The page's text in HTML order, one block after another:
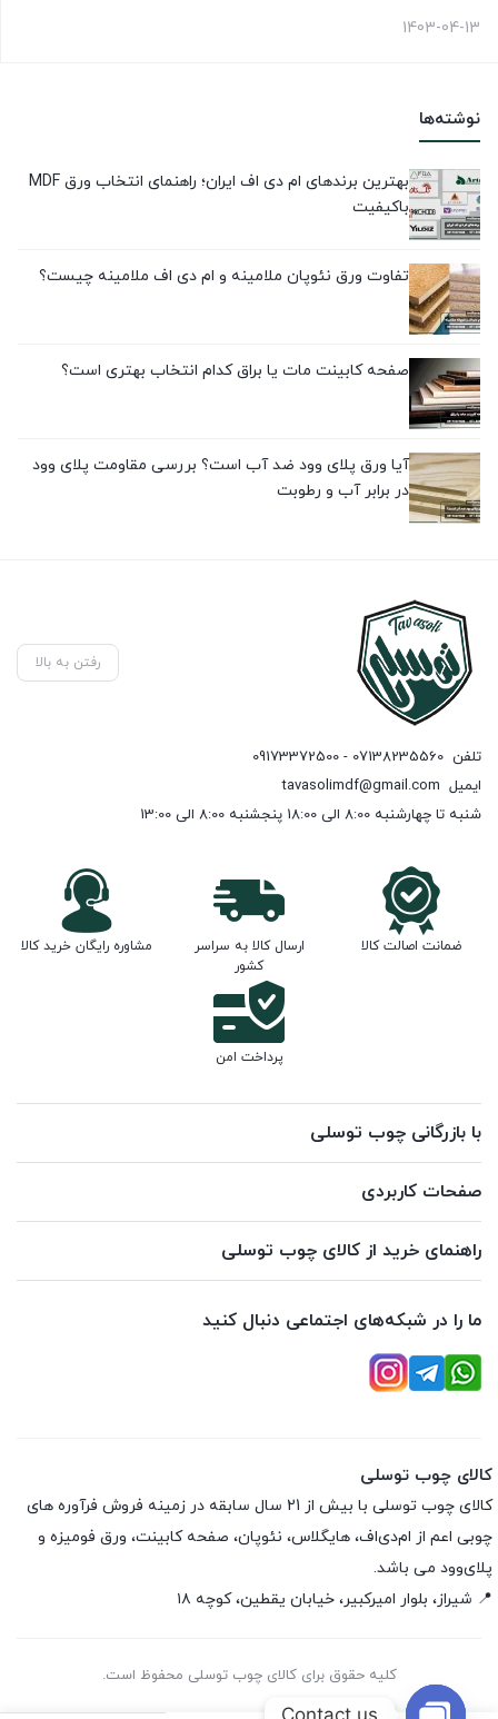
نوشته‌ها
بهترین برندهای ام دی اف ایران؛ راهنمای انتخاب ورق MDF
باکیفیت
تفاوت ورق نئوپان ملامینه و ام دی اف ملامینه چیست؟
صفحه کابینت مات یا براق کدام انتخاب بهتری است؟
آیا ورق پلای وود ضد آب است؟ بررسی مقاومت پلای وود
در برابر آب و رطوبت
1403-04-13
رفتن به بالا
تلفن 07138235560 - 09173372500
ایمیل tavasolimdf@gmail.com
شنبه تا چهارشنبه 8:00 الی 18:00 پنجشنبه 8:00 الی 13:00
ضمانت اصالت کالا
ارسال کالا به سراسر
کشور
مشاوره رایگان خرید کالا
پرداخت امن
با بازرگانی چوب توسلی
صفحات کاربردی
راهنمای خرید از کالای چوب توسلی
ما را در شبکه‌های اجتماعی دنبال کنید
کالای چوب توسلی
کالای چوب توسلی با بیش از 21 سال سابقه در زمینه فروش فرآوره های
چوبی اعم از ام‌دی‌اف، هایگلاس، نئوپان، صفحه کابینت، ورق فومیزه و
پلای‌وود می باشد.
📍 شیراز، بلوار امیرکبیر، خیابان یقطین، کوچه ۱۸
کلیه حقوق برای کالای چوب توسلی محفوظ است.
Contact us